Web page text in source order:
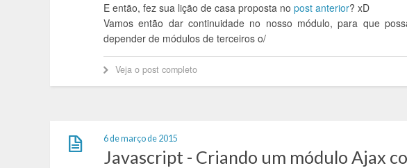
E então, fez sua lição de casa proposta no post anterior? xD
Vamos então dar continuidade no nosso módulo, para que
depender de módulos de terceiros o/
Veja o post completo
6 de março de 2015
Javascript - Criando um módulo Ajax